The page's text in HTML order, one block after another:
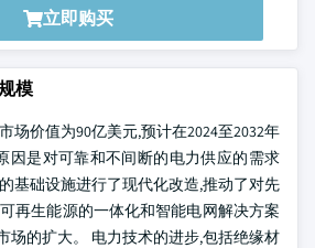
立即购买
模
场价值为90亿美元,预计在2024至2032年
因是对可靠和不间断的电力供应的需求
基础设施进行了现代化改造,推动了对先
再生能源的一体化和智能电网解决方案
场的扩大。 电力技术的进步,包括绝缘材